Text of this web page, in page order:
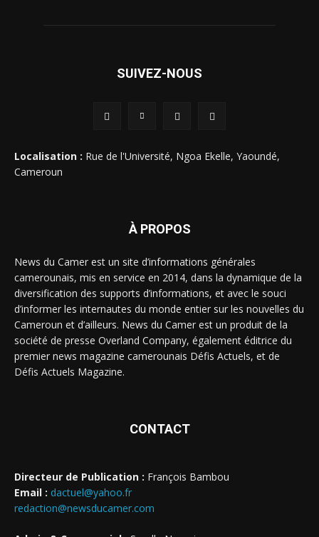
SUIVEZ-NOUS
Localisation : Rue de l'Université, Ngoa Ekelle, Yaoundé,
Cameroun
À PROPOS
News du Camer est un site d’informations générales
camerounais, mis en service en 2014, dans la dynamique de la
diversification des supports d’informations, et avec le souci
d’informer les internautes du monde entier sur les nouvelles du
Cameroun et d’ailleurs. News du Camer est un produit de la
société de presse Overland Company, également éditrice du
premier news magazine camerounais Défis Actuels, et de
Défis Actuels Magazine.
CONTACT
Directeur de Publication : François Bambou
Email : dactuel@yahoo.fr
redaction@newsducamer.com